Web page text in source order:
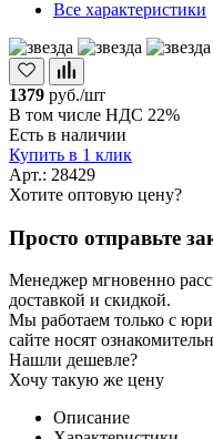
Все характеристики
1379 руб./шт
В том числе НДС 22%
Есть в наличии
Купить в 1 клик
Арт.: 28429
Хотите оптовую цену?
Просто отправьте
Менеджер мгновенно
доставкой и скидкой.
Мы работаем только с
сайте носят
Нашли дешевле?
Хочу такую же цену
Описание